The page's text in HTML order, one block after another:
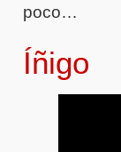
poco…
Íñigo